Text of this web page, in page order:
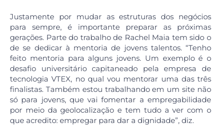
Justamente por mudar as estruturas dos negócios
para sempre, é importante preparar as próximas
gerações. Parte do trabalho de Rachel Maia tem sido o
de se dedicar à mentoria de jovens talentos. “Tenho
feito mentoria para alguns jovens. Um exemplo é o
desafio universitário capitaneado pela empresa de
tecnologia VTEX, no qual vou mentorar uma das três
finalistas. Também estou trabalhando em um site não
só para jovens, que vai fomentar a empregabilidade
por meio da geolocalização e tem tudo a ver com o
que acredito: empregar para dar a dignidade”, diz.